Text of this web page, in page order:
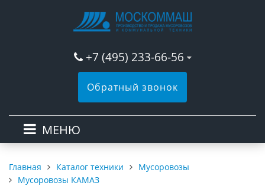
+7 (495) 233-66-56
Обратный звонок
МЕНЮ
Главная Каталог техники
Мусоровозы
Мусоровозы КАМАЗ